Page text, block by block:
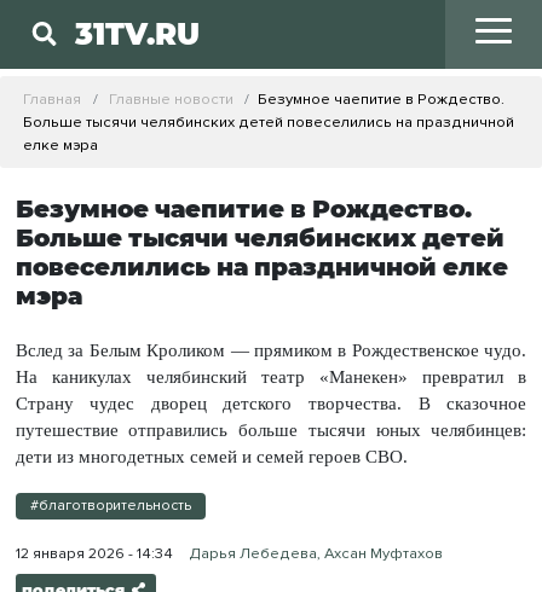
31TV.RU
Главная Главные новости
Безумное чаепитие в Рождество.
Больше тысячи челябинских детей повеселились на праздничной
елке мэра
Безумное чаепитие в Рождество.
Больше тысячи челябинских детей
повеселились на праздничной елке
мэра
Вслед за Белым Кроликом — прямиком в Рождественское чудо.
На каникулах челябинский театр «Манекен» превратил в
Страну чудес дворец детского творчества. В сказочное
путешествие отправились больше тысячи юных челябинцев:
дети из многодетных семей и семей героев СВО.
#благотворительность
12 января 2026 - 14:34 Дарья Лебедева, Ахсан Муфтахов